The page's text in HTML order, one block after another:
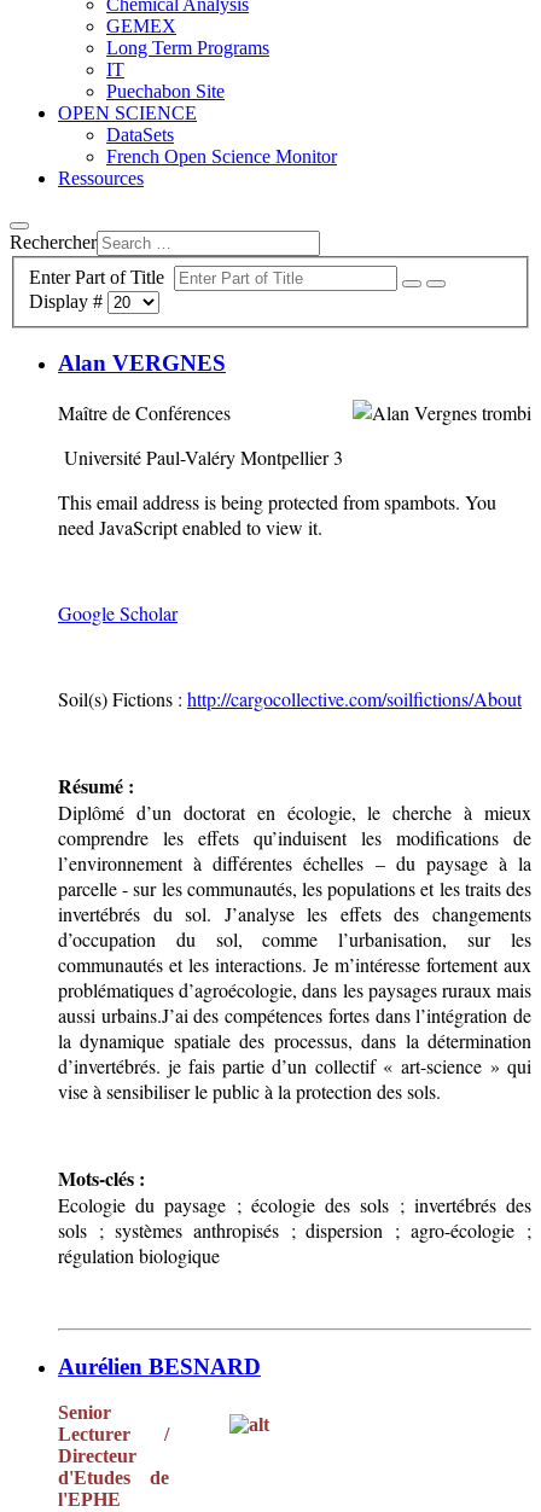
Chemical Analysis
GEMEX
Long Term Programs
IT
Puechabon Site
OPEN SCIENCE
DataSets
French Open Science Monitor
Ressources
Rechercher
Enter Part of Title
Display #
Alan VERGNES
Maître de Conférences
Université Paul-Valéry Montpellier 3
This email address is being protected from spambots. You
need JavaScript enabled to view it.
Google Scholar
Soil(s) Fictions : http://cargocollective.com/soilfictions/About
Résumé :
Diplômé d’un doctorat en écologie, le cherche à mieux
comprendre les effets qu’induisent les modifications de
l’environnement à différentes échelles – du paysage à la
parcelle - sur les communautés, les populations et les traits des
invertébrés du sol. J’analyse les effets des changements
d’occupation du sol, comme l’urbanisation, sur les
communautés et les interactions. Je m’intéresse fortement aux
problématiques d’agroécologie, dans les paysages ruraux mais
aussi urbains.J’ai des compétences fortes dans l’intégration de
la dynamique spatiale des processus, dans la détermination
d’invertébrés. je fais partie d’un collectif « art-science » qui
vise à sensibiliser le public à la protection des sols.
Mots-clés :
Ecologie du paysage ; écologie des sols ; invertébrés des
sols ; systèmes anthropisés ; dispersion ; agro-écologie ;
régulation biologique
Aurélien BESNARD
Senior
Lecturer /
Directeur
d'Etudes de
l'EPHE